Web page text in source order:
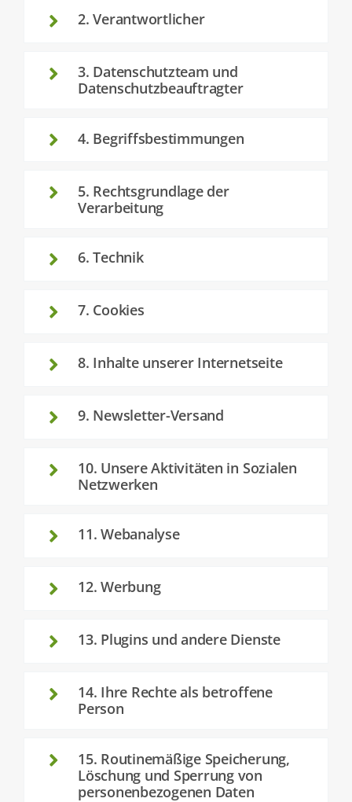
Kontakt
Wissen
2. Verantwortlicher
3. Datenschutzteam und
Datenschutzbeauftragter
4. Begriffsbestimmungen
5. Rechtsgrundlage der
Verarbeitung
6. Technik
7. Cookies
8. Inhalte unserer Internetseite
9. Newsletter-Versand
10. Unsere Aktivitäten in Sozialen
Netzwerken
11. Webanalyse
12. Werbung
13. Plugins und andere Dienste
14. Ihre Rechte als betroffene
Person
15. Routinemäßige Speicherung,
Löschung und Sperrung von
personenbezogenen Daten